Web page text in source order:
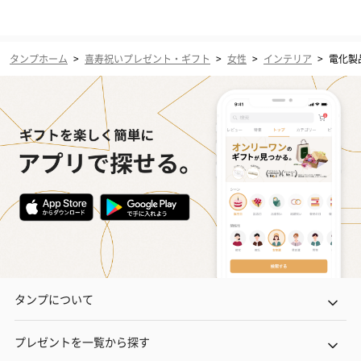
タンプホーム > 喜寿祝いプレゼント・ギフト > 女性 > インテリア > 電化製
タンプについて
プレゼントを一覧から探す